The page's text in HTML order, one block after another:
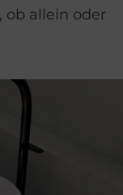
ob allein oder